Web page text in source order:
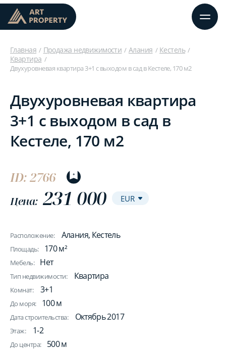
Главная Продажа недвижимости Алания
Кестель
Квартира
Двухуровневая квартира 3+1 с выходом в сад в Кестеле, 170 м2
Двухуровневая квартира
3+1 с выходом в сад в
Кестеле, 170 м2
ID: 2766
Цена: 231 000
Расположение: Алания, Кестель
Площадь: 170 м²
Мебель: Нет
Тип недвижимости: Квартира
Комнат: 3+1
До моря: 100 м
Дата строительства: Октябрь 2017
Этаж: 1-2
До центра: 500 м